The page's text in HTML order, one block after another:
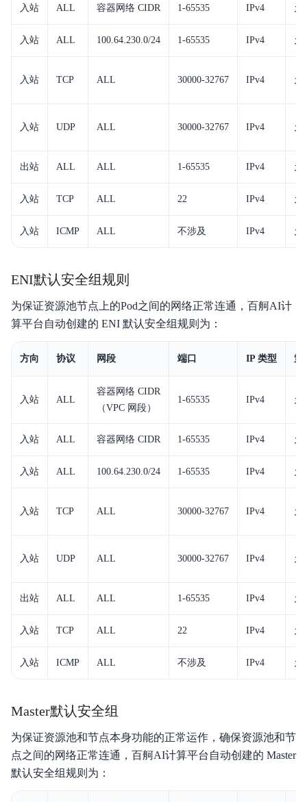
入站 ALL 容器网络 CIDR 1-65535 IPv4 允
入站 ALL 100.64.230.0/24 1-65535 IPv4 允
入站 TCP ALL 30000-32767 IPv4 允
入站 UDP ALL 30000-32767 IPv4 允
出站 ALL ALL 1-65535 IPv4 允
入站 TCP ALL 22 IPv4 允
入站 ICMP ALL 不涉及 IPv4 允
ENI默认安全组规则
为保证资源池节点上的Pod之间的网络正常连通，百舸AI计
算平台自动创建的 ENI 默认安全组规则为：
方向 协议 网段 端口 IP 类型 策
入站 ALL
容器网络 CIDR
（VPC 网段）
1-65535 IPv4 允
入站 ALL 容器网络 CIDR 1-65535 IPv4 允
入站 ALL 100.64.230.0/24 1-65535 IPv4 允
入站 TCP ALL 30000-32767 IPv4 允
入站 UDP ALL 30000-32767 IPv4 允
出站 ALL ALL 1-65535 IPv4 允
入站 TCP ALL 22 IPv4 允
入站 ICMP ALL 不涉及 IPv4 允
Master默认安全组
为保证资源池和节点本身功能的正常运作，确保资源池和节
点之间的网络正常连通，百舸AI计算平台自动创建的 Master
默认安全组规则为：